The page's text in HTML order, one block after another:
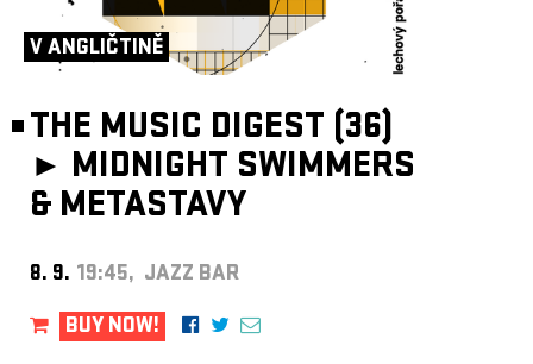
V ANGLIČTINĚ
THE MUSIC DIGEST (36)
► MIDNIGHT SWIMMERS
& METASTAVY
8. 9. 19:45, JAZZ BAR
BUY NOW!